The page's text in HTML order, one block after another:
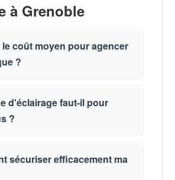
à Grenoble
le coût moyen pour agencer
?
d'éclairage faut-il pour
?
sécuriser efficacement ma